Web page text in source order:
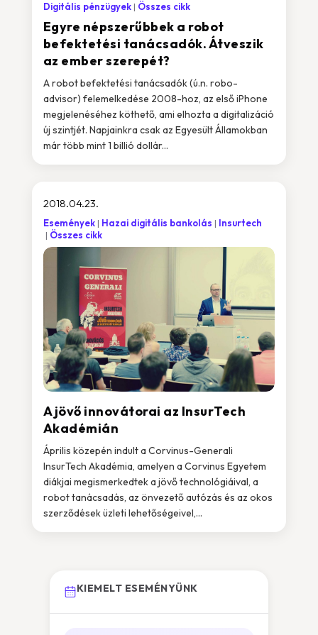
Egyre népszerűbbek a robot
befektetési tanácsadók. Átveszik
az ember szerepét?
Digitális pénzügyek Összes cikk
A robot befektetési tanácsadók (ú.n. robo-
advisor) felemelkedése 2008-hoz, az első iPhone
megjelenéséhez köthető, ami elhozta a digitalizáció
új szintjét. Napjainkra csak az Egyesült Államokban
már több mint 1 billió dollár...
A jövő innovátorai az InsurTech
Akadémián
2018.04.23.
Események Hazai digitális bankolás
Insurtech
Összes cikk
Április közepén indult a Corvinus-Generali
InsurTech Akadémia, amelyen a Corvinus Egyetem
diákjai megismerkedtek a jövő technológiáival, a
robot tanácsadás, az önvezető autózás és az okos
szerződések üzleti lehetőségeivel,...
KIEMELT ESEMÉNYÜNK